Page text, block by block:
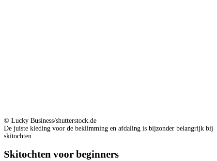
© Lucky Business/shutterstock.de
De juiste kleding voor de beklimming en afdaling is bijzonder belangrijk bij
skitochten
Skitochten voor beginners